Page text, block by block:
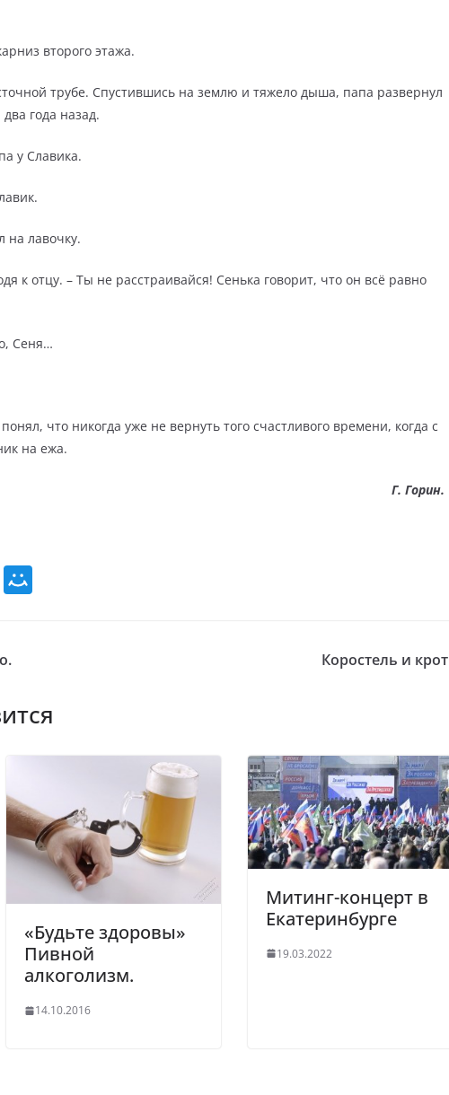
второго этажа.
трубе. Спустившись на землю и тяжело дыша, папа развернул
года назад.
у Славика.
на лавочку.
к отцу. – Ты не расстраивайся! Сенька говорит, что он всё равно
Сеня…
что никогда уже не вернуть того счастливого времени, когда с
на ежа.
Г. Горин.
Коростель и крот
«Будьте здоровы»
Пивной
алкоголизм.
14.10.2016
Митинг-концерт в
Екатеринбурге
19.03.2022